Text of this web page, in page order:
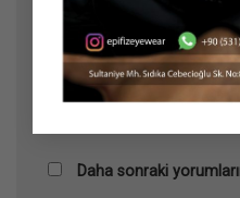
İnternet sitesi
Daha sonraki